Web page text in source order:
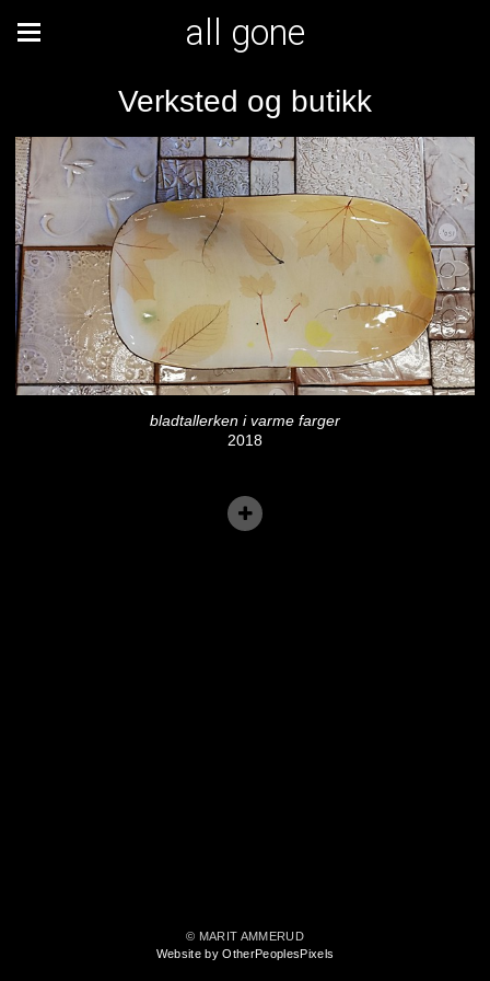
all gone
Verksted og butikk
bladtallerken i varme farger
2018
© MARIT AMMERUD
Website by OtherPeoplesPixels